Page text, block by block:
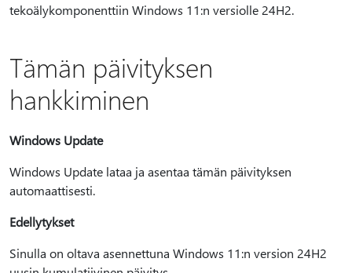
tekoälykomponenttiin Windows 11:n versiolle 24H2.
Tämän päivityksen
hankkiminen
Windows Update
Windows Update lataa ja asentaa tämän päivityksen
automaattisesti.
Edellytykset
Sinulla on oltava asennettuna Windows 11:n version 24H2